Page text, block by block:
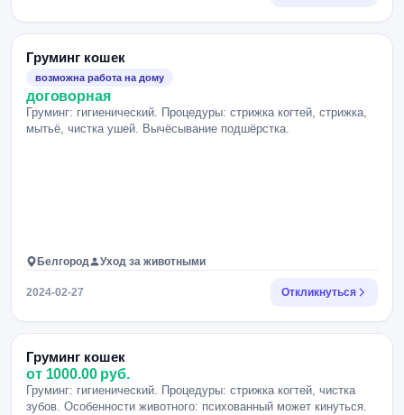
Груминг кошек
возможна работа на дому
договорная
Груминг: гигиенический. Процедуры: стрижка когтей, стрижка,
мытьё, чистка ушей. Вычёсывание подшёрстка.
Белгород Уход за животными
2024-02-27 Откликнуться
Груминг кошек
от 1000.00 руб.
Груминг: гигиенический. Процедуры: стрижка когтей, чистка
зубов. Особенности животного: психованный может кинуться.